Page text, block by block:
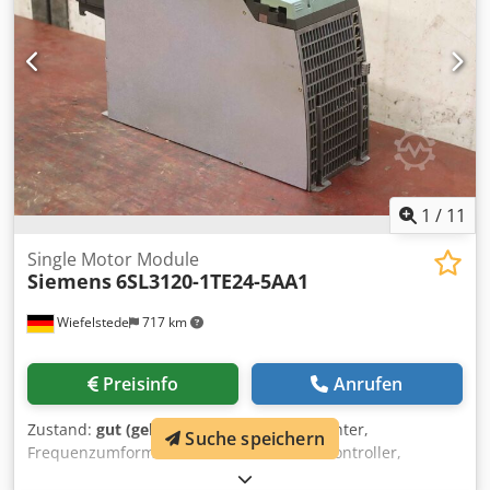
1 / 11
Wiefelstede 717 km
Single Motor Module
Siemens6SL3120-1TE24-5AA1
Preisinfo Anrufen
Zustand: gut (gebraucht)
, Frequenzumrichter,
Frequenzumformer, Antriebsumrichter, Controller,
Variable Speed Drive, Single Motor Module, Double Motor
Suche speichern